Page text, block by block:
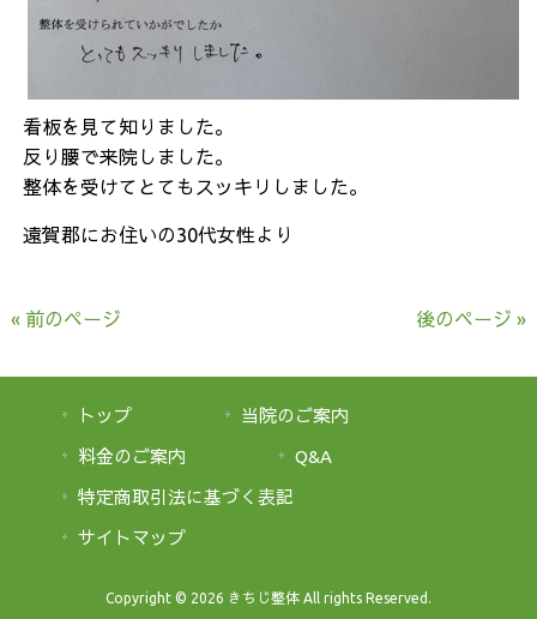
看板を見て知りました。
反り腰で来院しました。
整体を受けてとてもスッキリしました。
遠賀郡にお住いの30代女性より
« 前のページ 後のページ »
トップ
当院のご案内
料金のご案内
Q&A
特定商取引法に基づく表記
サイトマップ
Copyright © 2026 きちじ整体 All rights Reserved.